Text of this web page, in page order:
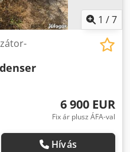
1 /7
6 900 EUR
Fix ár plusz ÁFA-val
Hívás